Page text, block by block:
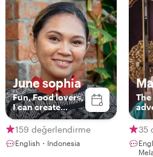
June sophia
Fun, Food lovers,
I can create
personal offers
159 değerlendirme
English・Indonesia
35